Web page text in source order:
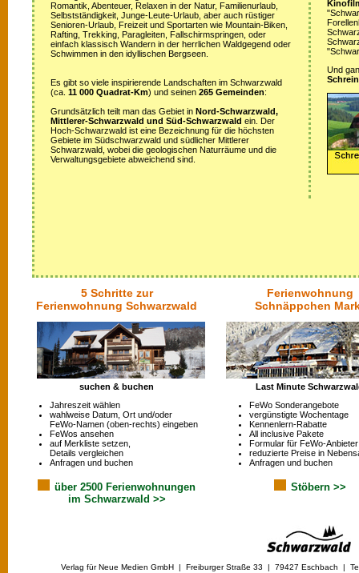
Romantik, Abenteuer, Relaxen in der Natur, Familienurlaub,
Selbstständigkeit, Junge-Leute-Urlaub, aber auch rüstiger
Senioren-Urlaub, Freizeit und Sportarten wie Mountain-Biken,
Rafting, Trekking, Paragleiten, Fallschirmspringen, oder
einfach klassisch Wandern in der herrlichen Waldgegend oder
Schwimmen in den idyllischen Bergseen.
Es gibt so viele inspirierende Landschaften im Schwarzwald
(ca. 11 000 Quadrat-Km) und seinen 265 Gemeinden:
Grundsätzlich teilt man das Gebiet in Nord-Schwarzwald,
Mittlerer-Schwarzwald und Süd-Schwarzwald ein. Der
Hoch-Schwarzwald ist eine Bezeichnung für die höchsten
Gebiete im Südschwarzwald und südlicher Mittlerer
Schwarzwald, wobei die geologischen Naturräume und die
Verwaltungsgebiete abweichend sind.
Und
5 Schritte zur
Ferienwohnung Schwarzwald
Ferienwohnung
Schnäppchen
suchen & buchen
Jahreszeit wählen
wahlweise Datum, Ort und/oder
FeWo-Namen (oben-rechts) eingeben
FeWos ansehen
auf Merkliste setzen,
Details vergleichen
Anfragen und buchen
über 2500 Ferienwohnungen
im Schwarzwald >>
Last Minute
FeWo Sonderangebote
vergünstigte Wochentage
Kennenlern-Rabatte
All inclusive Pakete
Formular für FeWo-Anbieter
reduzierte Preise in
Anfragen und buchen
Stöbern >>
Verlag für Neue Medien GmbH | Freiburger Straße 33 | 79427 Eschbach |